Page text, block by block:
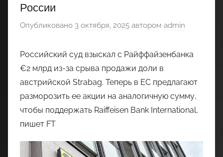
квартиры
России
Опубликовано 3 октября, 2025 автором admin
Российский суд взыскал с Райффайзенбанка
€2 млрд из-за срыва продажи доли в
австрийской Strabag. Теперь в ЕС предлагают
разморозить ее акции на аналогичную сумму,
чтобы поддержать Raiffeisen Bank International,
пишет FT